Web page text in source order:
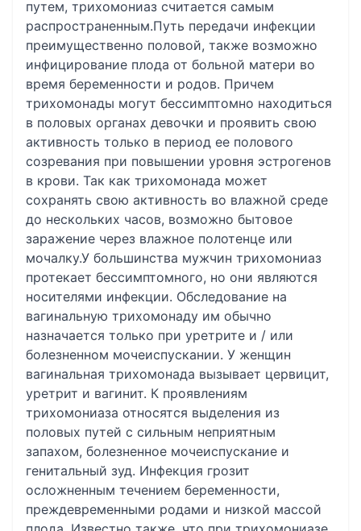
путем, трихомониаз считается самым
распространенным.Путь передачи инфекции
преимущественно половой, также возможно
инфицирование плода от больной матери во
время беременности и родов. Причем
трихомонады могут бессимптомно находиться
в половых органах девочки и проявить свою
активность только в период ее полового
созревания при повышении уровня эстрогенов
в крови. Так как трихомонада может
сохранять свою активность во влажной среде
до нескольких часов, возможно бытовое
заражение через влажное полотенце или
мочалку.У большинства мужчин трихомониаз
протекает бессимптомного, но они являются
носителями инфекции. Обследование на
вагинальную трихомонаду им обычно
назначается только при уретрите и / или
болезненном мочеиспускании. У женщин
вагинальная трихомонада вызывает цервицит,
уретрит и вагинит. К проявлениям
трихомониаза относятся выделения из
половых путей с сильным неприятным
запахом, болезненное мочеиспускание и
генитальный зуд. Инфекция грозит
осложненным течением беременности,
преждевременными родами и низкой массой